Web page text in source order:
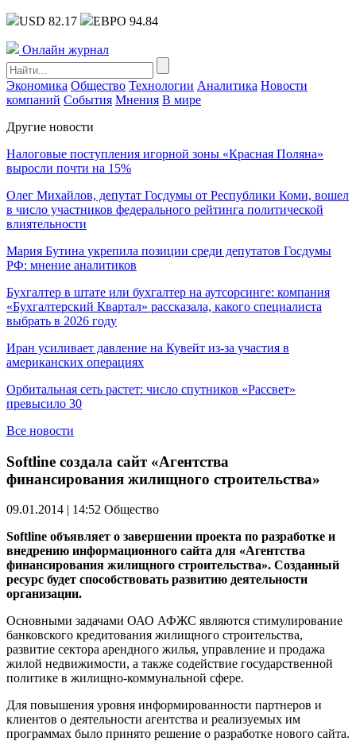
USD 82.17 ЕВРО 94.84
Онлайн журнал
Экономика Общество Технологии Аналитика Новости
компаний События Мнения В мире
Другие новости
Налоговые поступления игорной зоны «Красная Поляна»
выросли почти на 15%
Олег Михайлов, депутат Госдумы от Республики Коми, вошел
в число участников федерального рейтинга политической
влиятельности
Мария Бутина укрепила позиции среди депутатов Госдумы
РФ: мнение аналитиков
Бухгалтер в штате или бухгалтер на аутсорсинге: компания
«Бухгалтерский Квартал» рассказала, какого специалиста
выбрать в 2026 году
Иран усиливает давление на Кувейт из-за участия в
американских операциях
Орбитальная сеть растет: число спутников «Рассвет»
превысило 30
Все новости
Softline создала сайт «Агентства
финансирования жилищного строительства»
09.01.2014 | 14:52 Общество
Softline объявляет о завершении проекта по разработке и
внедрению информационного сайта для «Агентства
финансирования жилищного строительства». Созданный
ресурс будет способствовать развитию деятельности
организации.
Основными задачами ОАО АФЖС являются стимулирование
банковского кредитования жилищного строительства,
развитие сектора арендного жилья, управление и продажа
жилой недвижимости, а также содействие государственной
политике в жилищно-коммунальной сфере.
Для повышения уровня информированности партнеров и
клиентов о деятельности агентства и реализуемых им
программах было принято решение о разработке нового сайта.